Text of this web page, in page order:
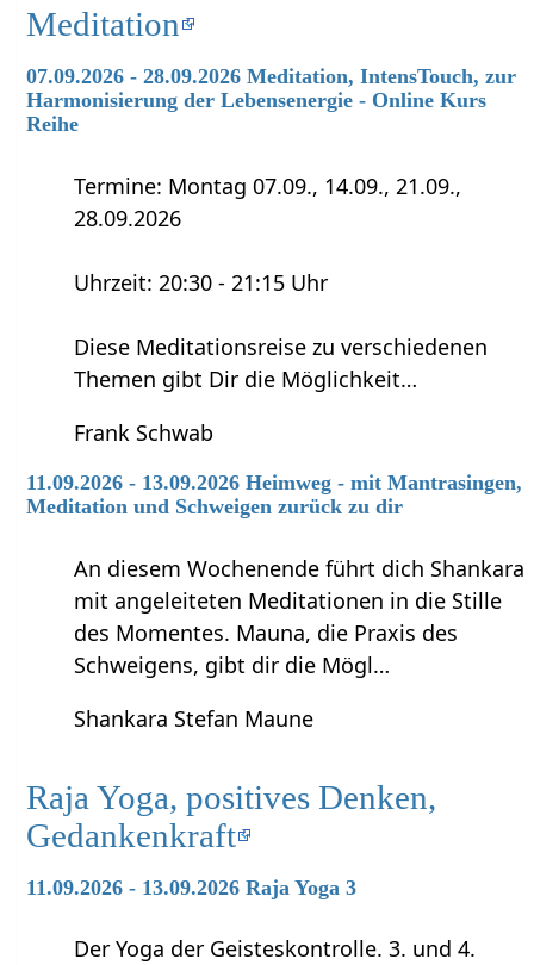
Meditation
07.09.2026 - 28.09.2026 Meditation, IntensTouch, zur
Harmonisierung der Lebensenergie - Online Kurs
Reihe
Termine: Montag 07.09., 14.09., 21.09.,
28.09.2026
Uhrzeit: 20:30 - 21:15 Uhr
Diese Meditationsreise zu verschiedenen
Themen gibt Dir die Möglichkeit…
Frank Schwab
11.09.2026 - 13.09.2026 Heimweg - mit Mantrasingen,
Meditation und Schweigen zurück zu dir
An diesem Wochenende führt dich Shankara
mit angeleiteten Meditationen in die Stille
des Momentes. Mauna, die Praxis des
Schweigens, gibt dir die Mögl…
Shankara Stefan Maune
Raja Yoga, positives Denken,
Gedankenkraft
11.09.2026 - 13.09.2026 Raja Yoga 3
Der Yoga der Geisteskontrolle. 3. und 4.